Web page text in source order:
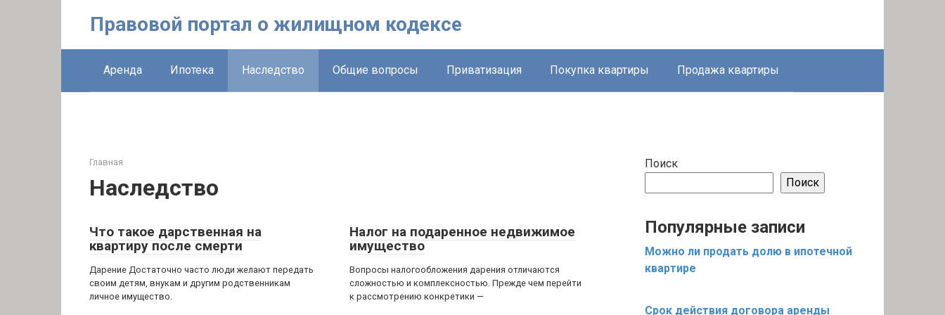
Правовой портал о жилищном кодексе
Аренда Ипотека Наследство Общие вопросы Приватизация Покупка квартиры Продажа квартиры
Главная
Наследство
Что такое дарственная на
квартиру после смерти
Дарение Достаточно часто люди желают передать
своим детям, внукам и другим родственникам
личное имущество.
Налог на подаренное недвижимое
имущество
Вопросы налогообложения дарения отличаются
сложностью и комплексностью. Прежде чем перейти
к рассмотрению конкретики —
Поиск
Поиск
Популярные записи
Можно ли продать долю в ипотечной
квартире
Срок действия договора аренды